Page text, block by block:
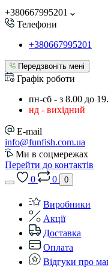
+380667995201
Телефони
+380667995201
Передзвоніть мені
Графік роботи
пн-сб - з 8.00 до
нд - вихідний
E-mail
info@funfish.com.ua
Ми в соцмережах
Перейти до контактів
0
0 0
Виробники
Акції
Доставка
Оплата
Відгуки про